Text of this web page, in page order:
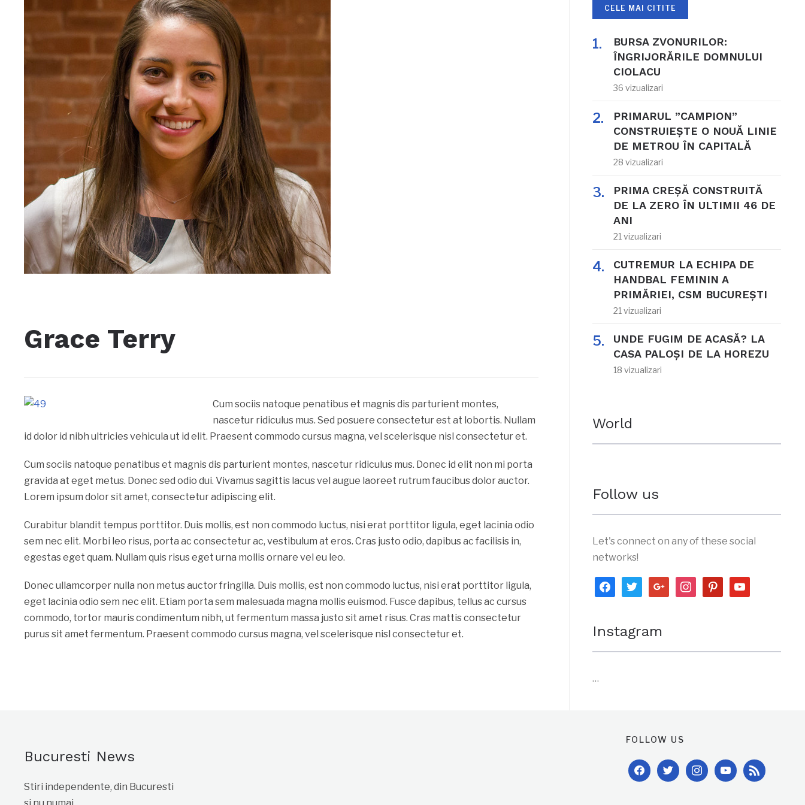
Grace Terry
Cum sociis natoque penatibus et magnis dis parturient montes,
nascetur ridiculus mus. Sed posuere consectetur est at lobortis. Nullam
id dolor id nibh ultricies vehicula ut id elit. Praesent commodo cursus magna, vel scelerisque nisl consectetur et.
Cum sociis natoque penatibus et magnis dis parturient montes, nascetur ridiculus mus. Donec id elit non mi porta
gravida at eget metus. Donec sed odio dui. Vivamus sagittis lacus vel augue laoreet rutrum faucibus dolor auctor.
Lorem ipsum dolor sit amet, consectetur adipiscing elit.
Curabitur blandit tempus porttitor. Duis mollis, est non commodo luctus, nisi erat porttitor ligula, eget lacinia odio
sem nec elit. Morbi leo risus, porta ac consectetur ac, vestibulum at eros. Cras justo odio, dapibus ac facilisis in,
egestas eget quam. Nullam quis risus eget urna mollis ornare vel eu leo.
Donec ullamcorper nulla non metus auctor fringilla. Duis mollis, est non commodo luctus, nisi erat porttitor ligula,
eget lacinia odio sem nec elit. Etiam porta sem malesuada magna mollis euismod. Fusce dapibus, tellus ac cursus
commodo, tortor mauris condimentum nibh, ut fermentum massa justo sit amet risus. Cras mattis consectetur
purus sit amet fermentum. Praesent commodo cursus magna, vel scelerisque nisl consectetur et.
CELE MAI CITITE
BURSA ZVONURILOR:
ÎNGRIJORĂRILE DOMNULUI
CIOLACU
36 vizualizari
PRIMARUL ”CAMPION”
CONSTRUIEȘTE O NOUĂ LINIE
DE METROU ÎN CAPITALĂ
28 vizualizari
PRIMA CREȘĂ CONSTRUITĂ
DE LA ZERO ÎN ULTIMII 46 DE
ANI
21 vizualizari
CUTREMUR LA ECHIPA DE
HANDBAL FEMININ A
PRIMĂRIEI, CSM BUCUREȘTI
21 vizualizari
UNDE FUGIM DE ACASĂ? LA
CASA PALOȘI DE LA HOREZU
18 vizualizari
World
Follow us
Let's connect on any of these social
networks!
facebooktwittergoogle instagrampinterestyoutube
Instagram
…
Bucuresti News
Stiri independente, din Bucuresti
FOLLOW US
facebooktwitterinstagramyoutube
rss